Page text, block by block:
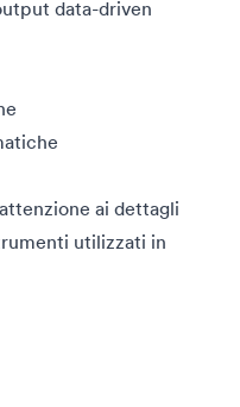
data-driven
ai dettagli
utilizzati in